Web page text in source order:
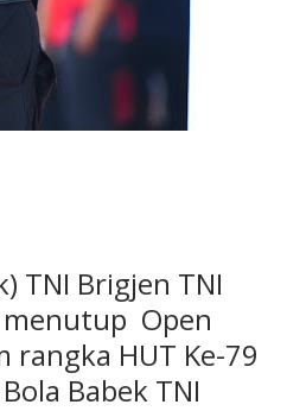
TNI Brigjen TNI
menutup Open
rangka HUT Ke-79
Babek TNI